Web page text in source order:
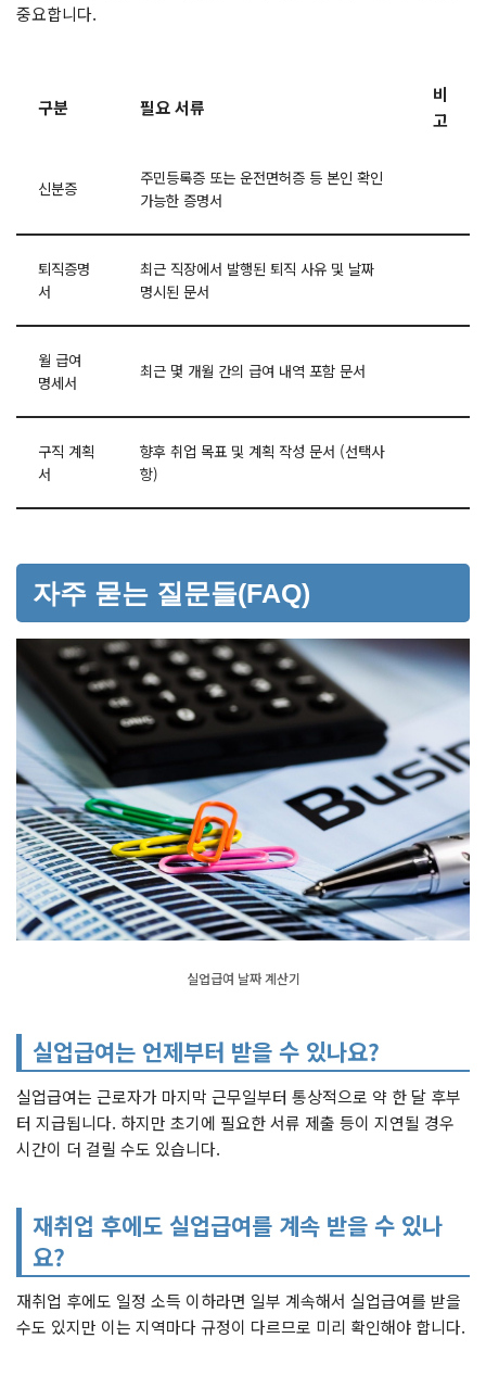
중요합니다.
구분 필요 서류
비
고
신분증
주민등록증 또는 운전면허증 등 본인 확인
가능한 증명서
퇴직증명
서
최근 직장에서 발행된 퇴직 사유 및 날짜
명시된 문서
월 급여
명세서
최근 몇 개월 간의 급여 내역 포함 문서
구직 계획
서
향후 취업 목표 및 계획 작성 문서 (선택사
항)
자주 묻는 질문들(FAQ)
실업급여 날짜 계산기
실업급여는 언제부터 받을 수 있나요?
실업급여는 근로자가 마지막 근무일부터 통상적으로 약 한 달 후부
터 지급됩니다. 하지만 초기에 필요한 서류 제출 등이 지연될 경우
시간이 더 걸릴 수도 있습니다.
재취업 후에도 실업급여를 계속 받을 수 있나
요?
재취업 후에도 일정 소득 이하라면 일부 계속해서 실업급여를 받을
수도 있지만 이는 지역마다 규정이 다르므로 미리 확인해야 합니다.